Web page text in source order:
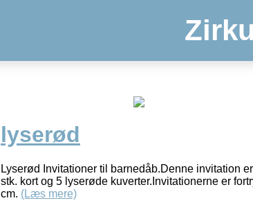
lyserød
Lyserød Invitationer til barnedåb.Denne invitation
stk. kort og 5 lyserøde kuverter.Invitationerne er
cm. (Læs mere)